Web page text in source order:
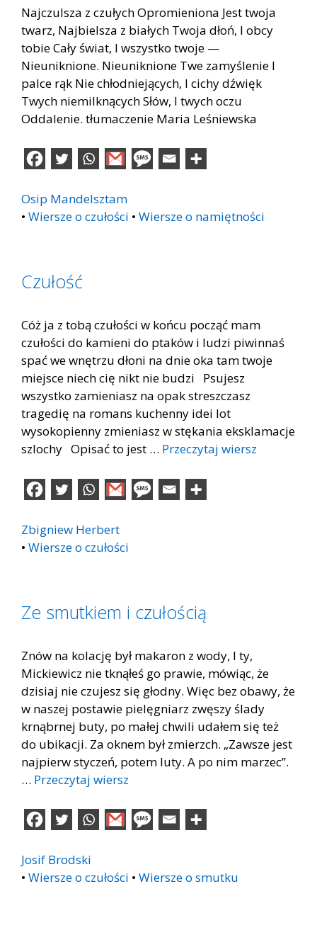
Najczulsza z czułych Opromieniona Jest twoja
twarz, Najbielsza z białych Twoja dłoń, I obcy
tobie Cały świat, I wszystko twoje —
Nieuniknione. Nieuniknione Twe zamyślenie I
palce rąk Nie chłodniejących, I cichy dźwięk
Twych niemilknących Słów, I twych oczu
Oddalenie. tłumaczenie Maria Leśniewska
Osip Mandelsztam
• Wiersze o czułości • Wiersze o namiętności
Czułość
Cóż ja z tobą czułości w końcu począć mam
czułości do kamieni do ptaków i ludzi piwinnaś
spać we wnętrzu dłoni na dnie oka tam twoje
miejsce niech cię nikt nie budzi Psujesz
wszystko zamieniasz na opak streszczasz
tragedię na romans kuchenny idei lot
wysokopienny zmieniasz w stękania eksklamacje
szlochy Opisać to jest … Przeczytaj wiersz
Zbigniew Herbert
• Wiersze o czułości
Ze smutkiem i czułością
Znów na kolację był makaron z wody, I ty,
Mickiewicz nie tknąłeś go prawie, mówiąc, że
dzisiaj nie czujesz się głodny. Więc bez obawy, że
w naszej postawie pielęgniarz zwęszy ślady
krnąbrnej buty, po małej chwili udałem się też
do ubikacji. Za oknem był zmierzch. „Zawsze jest
najpierw styczeń, potem luty. A po nim marzec”.
… Przeczytaj wiersz
Josif Brodski
• Wiersze o czułości • Wiersze o smutku